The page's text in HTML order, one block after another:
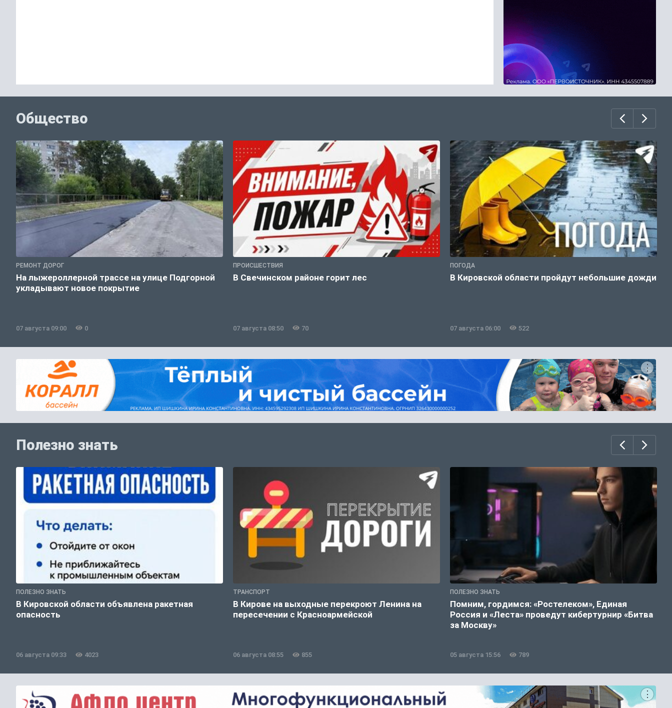
Общество
РЕМОНТ ДОРОГ
На лыжероллерной трассе на улице Подгорной
укладывают новое покрытие
07 августа 09:00 0
ПРОИСШЕСТВИЯ
В Свечинском районе горит лес
07 августа 08:50 70
ПОГОДА
В Кировской области пройдут небольшие дожди
07 августа 06:00 522
Полезно знать
ПОЛЕЗНО ЗНАТЬ
В Кировской области объявлена ракетная
опасность
06 августа 09:33 4023
ТРАНСПОРТ
В Кирове на выходные перекроют Ленина на
пересечении с Красноармейской
06 августа 08:55 855
ПОЛЕЗНО ЗНАТЬ
Помним, гордимся: «Ростелеком», Единая
Россия и «Леста» проведут кибертурнир «Битва
за Москву»
05 августа 15:56 789